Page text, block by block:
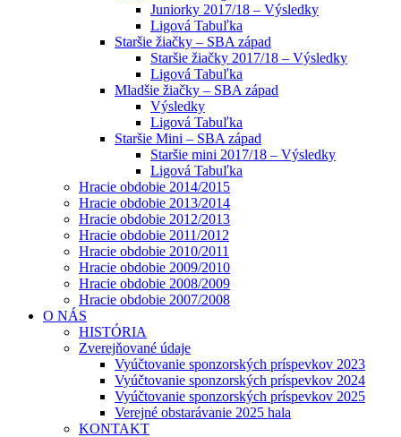
Juniorky 2017/18 – Výsledky
Ligová Tabuľka
Staršie žiačky – SBA západ
Staršie žiačky 2017/18 – Výsledky
Ligová Tabuľka
Mladšie žiačky – SBA západ
Výsledky
Ligová Tabuľka
Staršie Mini – SBA západ
Staršie mini 2017/18 – Výsledky
Ligová Tabuľka
Hracie obdobie 2014/2015
Hracie obdobie 2013/2014
Hracie obdobie 2012/2013
Hracie obdobie 2011/2012
Hracie obdobie 2010/2011
Hracie obdobie 2009/2010
Hracie obdobie 2008/2009
Hracie obdobie 2007/2008
O NÁS
HISTÓRIA
Zverejňované údaje
Vyúčtovanie sponzorských príspevkov 2023
Vyúčtovanie sponzorských príspevkov 2024
Vyúčtovanie sponzorských príspevkov 2025
Verejné obstarávanie 2025 hala
KONTAKT